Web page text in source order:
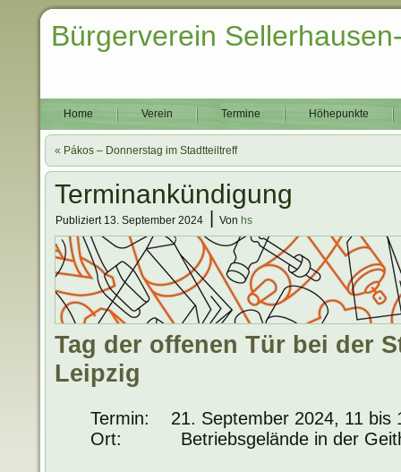
Bürgerverein
Home Verein Termine Höhepunkte
« Pákos – Donnerstag im Stadtteiltreff
Terminankündigung
Publiziert 13. September 2024 Von hs
Tag der offenen Tür bei der
Leipzig
.
Termin: 21. September 2024, 11 bis
Ort: Betriebsgelände in der
.